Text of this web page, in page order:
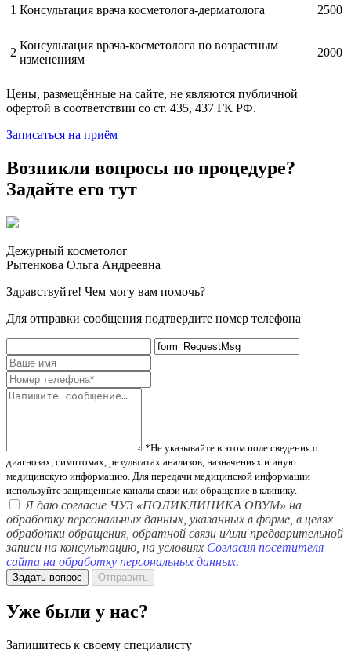
1 Консультация врача косметолога-дерматолога 2500
2
Консультация врача-косметолога по возрастным
изменениям
2000
Цены, размещённые на сайте, не являются публичной
офертой в соответствии со ст. 435, 437 ГК РФ.
Записаться на приём
Возникли вопросы по процедуре?
Задайте его тут
Дежурный косметолог
Рытенкова Ольга Андреевна
Здравствуйте! Чем могу вам помочь?
Для отправки сообщения подтвердите номер телефона
*Не указывайте в этом поле сведения о
диагнозах, симптомах, результатах анализов, назначениях и иную
медицинскую информацию. Для передачи медицинской информации
используйте защищенные каналы связи или обращение в клинику.
Я даю согласие ЧУЗ «ПОЛИКЛИНИКА ОВУМ» на
обработку персональных данных, указанных в форме, в целях
обработки обращения, обратной связи и/или предварительной
записи на консультацию, на условиях Согласия посетителя
сайта на обработку персональных данных.
Задать вопрос Отправить
Уже были у нас?
Запишитесь к своему специалисту